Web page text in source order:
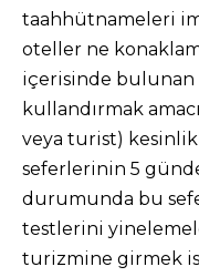
taahhütnameleri
oteller ne
içerisinde bulunan
kullandırmak
veya turist)
seferlerinin 5
durumunda bu
testlerini
turizmine girmek